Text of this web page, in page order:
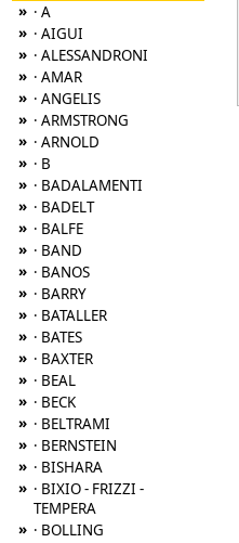
» · A
» · AIGUI
» · ALESSANDRONI
» · AMAR
» · ANGELIS
» · ARMSTRONG
» · ARNOLD
» · B
» · BADALAMENTI
» · BADELT
» · BALFE
» · BAND
» · BANOS
» · BARRY
» · BATALLER
» · BATES
» · BAXTER
» · BEAL
» · BECK
» · BELTRAMI
» · BERNSTEIN
» · BISHARA
» · BIXIO - FRIZZI -
TEMPERA
» · BOLLING